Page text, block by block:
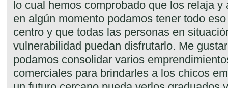
lo cual hemos comprobado que los relaja y
en algún momento podamos tener todo
centro y que todas las personas en
vulnerabilidad puedan disfrutarlo. Me
podamos consolidar varios
comerciales para brindarles a los chicos